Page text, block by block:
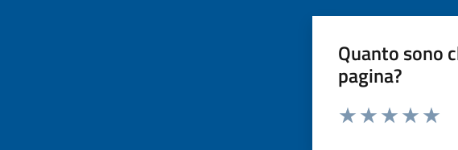
Quanto sono
pagina?
Valuta da 1 a 5 stelle la